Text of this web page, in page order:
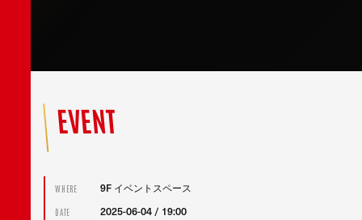
EVENT
WHERE 9F イベントスペース
DATE 2025-06-04 / 19:00